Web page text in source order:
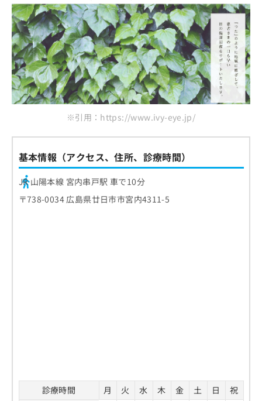
※引用：https://www.ivy-eye.jp/
基本情報（アクセス、住所、診療時間）
JR 山陽本線 宮内串戸駅 車で10分
〒738-0034 広島県廿日市市宮内4311-5
診療時間 月 火 水 木 金 土 日
祝